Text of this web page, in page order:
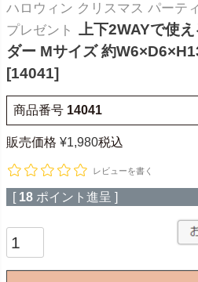
ハロウィン クリスマス パーテ
プレゼント 上下2WAYで使
ダー Mサイズ 約
[14041]
商品番号 14041
販売価格 ¥1,980税込
レビューを書く
[ 18 ポイント進呈 ]